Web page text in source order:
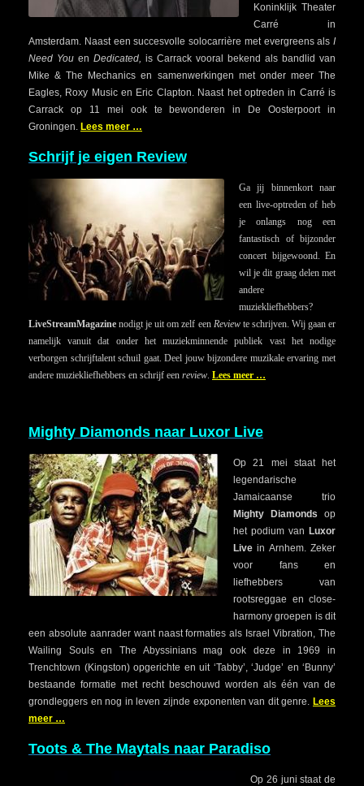
Koninklijk Theater
Carré in
Amsterdam. Naast een succesvolle solocarrière met evergreens als I
Need You en Dedicated, is Carrack vooral bekend als bandlid van
Mike & The Mechanics en samenwerkingen met onder meer The
Eagles, Roxy Music en Eric Clapton. Naast het optreden in Carré is
Carrack op 11 mei ook te bewonderen in De Oosterpoort in
Groningen. Lees meer …
Schrijf je eigen Review
Ga jij binnenkort naar
een live-optreden of heb
je onlangs nog een
fantastisch of bijzonder
concert bijgewoond. En
wil je dit graag delen met
andere
muziekliefhebbers?
LiveStreamMagazine nodigt je uit om zelf een Reviewte schrijven. Wij gaan er
namelijk vanuit dat onder het muziekminnende publiek vast het nodige
verborgen schrijftalent schuil gaat. Deel jouw bijzondere muzikale ervaring met
andere muziekliefhebbers en schrijf een review. Lees meer …
Mighty Diamonds naar Luxor Live
Op 21 mei staat het
legendarische
Jamaicaanse trio
Mighty Diamonds op
het podium van Luxor
Livein Arnhem. Zeker
voor fans en
liefhebbers van
rootsreggae en close-
harmony groepen is dit
een absolute aanrader want naast formaties als Israel Vibration, The
Wailing Souls en The Abyssinians mag ook deze in 1969 in
Trenchtown (Kingston) opgerichte en uit ‘Tabby’, ‘Judge’ en ‘Bunny’
bestaande formatie met recht beschouwd worden als één van de
grondleggers en nog in leven zijnde exponenten van dit genre. Lees
meer …
Toots & The Maytals naar Paradiso
Op 26 juni staat de